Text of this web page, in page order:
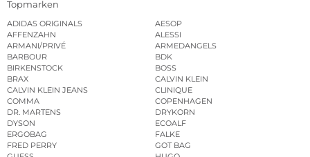
Topmarken
ADIDAS ORIGINALS
AESOP
AFFENZAHN
ALESSI
ARMANI/PRIVÉ
ARMEDANGELS
BARBOUR
BDK
BIRKENSTOCK
BOSS
BRAX
CALVIN KLEIN
CALVIN KLEIN JEANS
CLINIQUE
COMMA
COPENHAGEN
DR. MARTENS
DRYKORN
DYSON
ECOALF
ERGOBAG
FALKE
FRED PERRY
GOT BAG